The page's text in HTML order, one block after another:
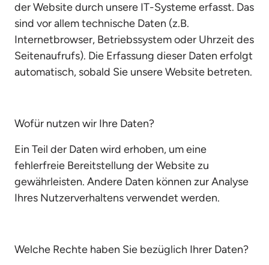
der Website durch unsere IT-Systeme erfasst. Das
sind vor allem technische Daten (z.B.
Internetbrowser, Betriebssystem oder Uhrzeit des
Seitenaufrufs). Die Erfassung dieser Daten erfolgt
automatisch, sobald Sie unsere Website betreten.
Wofür nutzen wir Ihre Daten?
Ein Teil der Daten wird erhoben, um eine
fehlerfreie Bereitstellung der Website zu
gewährleisten. Andere Daten können zur Analyse
Ihres Nutzerverhaltens verwendet werden.
Welche Rechte haben Sie bezüglich Ihrer Daten?